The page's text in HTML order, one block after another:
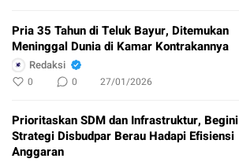
Pria 35 Tahun di Teluk Bayur, Ditemukan
Meninggal Dunia di Kamar Kontrakannya
Redaksi
0 0 27/01/2026
Prioritaskan SDM dan Infrastruktur, Begini
Strategi Disbudpar Berau Hadapi Efisiensi
Anggaran